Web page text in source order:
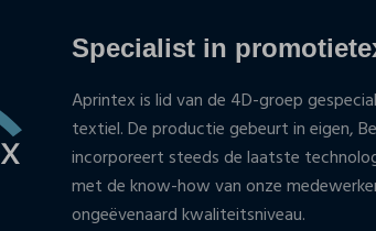
Specialist in
Aprintex is lid van de 4D-groep
textiel. De productie gebeurt in eigen,
incorporeert steeds de laatste
met de know-how van onze
ongeëvenaard kwaliteitsniveau.